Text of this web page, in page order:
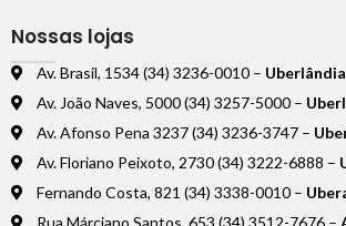
Nossas lojas
Av. Brasil, 1534 (34) 3236-0010 – Uberlândia
Av. João Naves, 5000 (34) 3257-5000 –
Av. Afonso Pena 3237 (34) 3236-3747 –
Av. Floriano Peixoto, 2730 (34) 3222-6888 –
Fernando Costa, 821 (34) 3338-0010 –